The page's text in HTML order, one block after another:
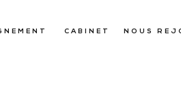
CABINET NOUS